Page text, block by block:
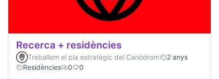
Recerca + residències
Treballem el pla estratègic del Canòdrom
2 anys
Residències
0 0